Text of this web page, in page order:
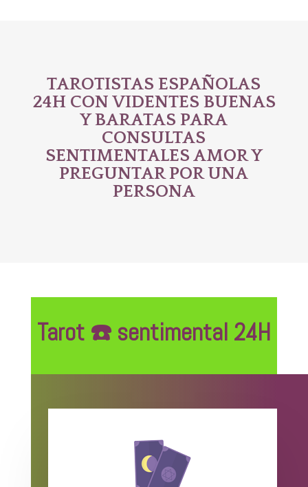
TAROTISTAS ESPAÑOLAS
24H CON VIDENTES BUENAS
Y BARATAS PARA
CONSULTAS
SENTIMENTALES AMOR Y
PREGUNTAR POR UNA
PERSONA
Tarot ☎️ sentimental 24H